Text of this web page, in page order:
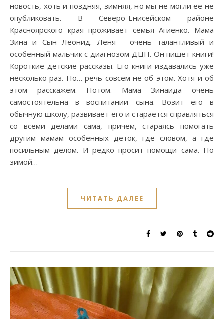
новость, хоть и поздняя, зимняя, но мы не могли её не
опубликовать. В Северо-Енисейском районе
Красноярского края проживает семья Агиенко. Мама
Зина и Сын Леонид. Лёня – очень талантливый и
особенный мальчик с диагнозом ДЦП. Он пишет книги!
Короткие детские рассказы. Его книги издавались уже
несколько раз. Но… речь совсем не об этом. Хотя и об
этом расскажем. Потом. Мама Зинаида очень
самостоятельна в воспитании сына. Возит его в
обычную школу, развивает его и старается справляться
со всеми делами сама, причём, стараясь помогать
другим мамам особенных деток, где словом, а где
посильным делом. И редко просит помощи сама. Но
зимой…
ЧИТАТЬ ДАЛЕЕ